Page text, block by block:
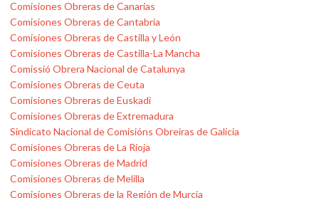
Comisiones Obreras de Canarias
Comisiones Obreras de Cantabria
Comisiones Obreras de Castilla y León
Comisiones Obreras de Castilla-La Mancha
Comissió Obrera Nacional de Catalunya
Comisiones Obreras de Ceuta
Comisiones Obreras de Euskadi
Comisiones Obreras de Extremadura
Sindicato Nacional de Comisións Obreiras de Galicia
Comisiones Obreras de La Rioja
Comisiones Obreras de Madrid
Comisiones Obreras de Melilla
Comisiones Obreras de la Región de Murcia